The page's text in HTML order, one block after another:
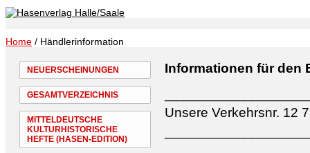
Home / Händlerinformation
NEUERSCHEINUNGEN
GESAMTVERZEICHNIS
MITTELDEUTSCHE
KULTURHISTORISCHE
HEFTE (HASEN-EDITION)
Informationen für den
Unsere Verkehrsnr. 12